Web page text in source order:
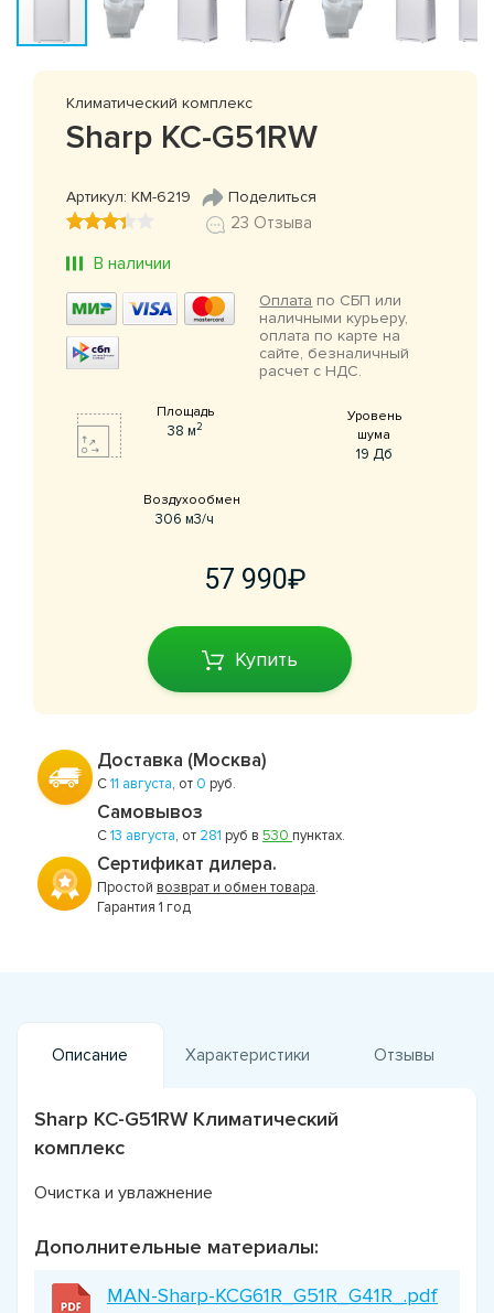
Климатический комплекс
Sharp KC-G51RW
Артикул: КМ-6219 Поделиться
23 Отзыва
В наличии
Оплата по СБП или
наличными курьеру,
оплата по карте на
сайте, безналичный
расчет с НДС.
Площадь
38 м2
Уровень
шума
19 Дб
Воздухообмен
306 м3/ч
57 990
Купить
Доставка (Москва)
С11 августа, от 0 руб.
Самовывоз
С13 августа, от 281 руб в 530 пунктах.
Сертификат дилера.
Простой возврат и обмен товара.
Гарантия 1 год
Описание Характеристики Отзывы
Sharp KC-G51RW Климатический
комплекс
Очистка и увлажнение
Дополнительные материалы:
MAN-Sharp-KCG61R_G51R_G41R_.pdf